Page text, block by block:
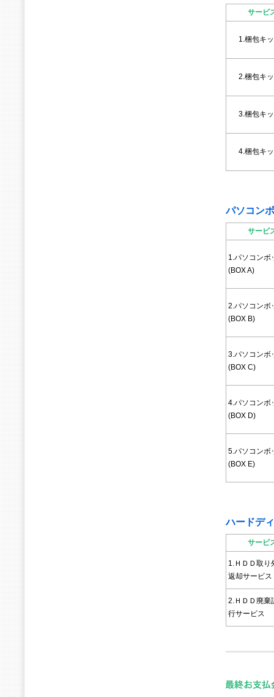
サービ
1.梱包キ
2.梱包キ
3.梱包キ
4.梱包キ
パソコン
サービ
1.パソコンボ
(BOX A)
2.パソコンボ
(BOX B)
3.パソコンボ
(BOX C)
4.パソコンボ
(BOX D)
5.パソコンボ
(BOX E)
ハードデ
サービ
1.ＨＤＤ取り
返却サービス
2.ＨＤＤ廃棄
行サービス